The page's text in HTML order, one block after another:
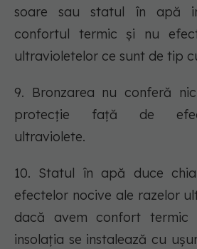
soare sau statul în apă
confortul termic și nu
ultravioletelor ce sunt de tip
9. Bronzarea nu conferă
protecţie față de
ultraviolete.
10. Statul în apă duce
efectelor nocive ale razelor
dacă avem confort termic
insolația se instalează cu